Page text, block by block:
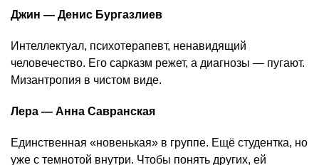
Джин — Денис Бургазлиев
Интеллектуал, психотерапевт, ненавидящий
человечество. Его сарказм режет, а диагнозы — пугают.
Мизантропия в чистом виде.
Лера — Анна Савранская
Единственная «новенькая» в группе. Ещё студентка, но
уже с темнотой внутри. Чтобы понять других, ей